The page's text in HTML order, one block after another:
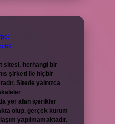
sitesi, herhangi bir
şirketi ile hiçbir
Sitede yalnızca
yer alan içerikler
olup, gerçek kurum
yapılmamaktadır.